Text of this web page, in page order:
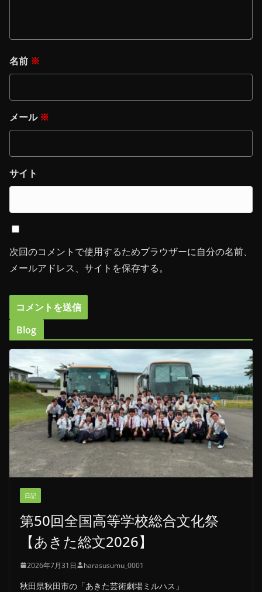
名前 ※
メール ※
サイト
次回のコメントで使用するためブラウザーに自分の名前、
メールアドレス、サイトを保存する。
Blog
日記
第50回全国高等学校総合文化祭
【あきた総文2026】
2026年7月31日 harasusumu_0001
秋田県秋田市の「あきた芸術劇場ミルハス」